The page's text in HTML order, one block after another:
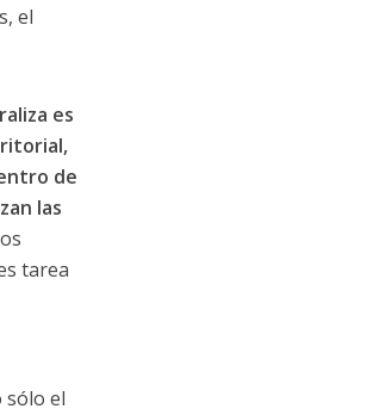
el
es
de
las
tarea
sólo el